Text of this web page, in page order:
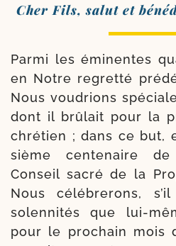
Cher Fils, salut et
Parmi les émi­nentes
en Notre regret­té
Nous vou­drions
dont il brû­lait pour la
chré­tien ; dans ce but,
sième cen­te­naire
Conseil sacré de la
Nous célé­bre­rons,
solen­ni­tés que lui-​
pour le pro­chain mois